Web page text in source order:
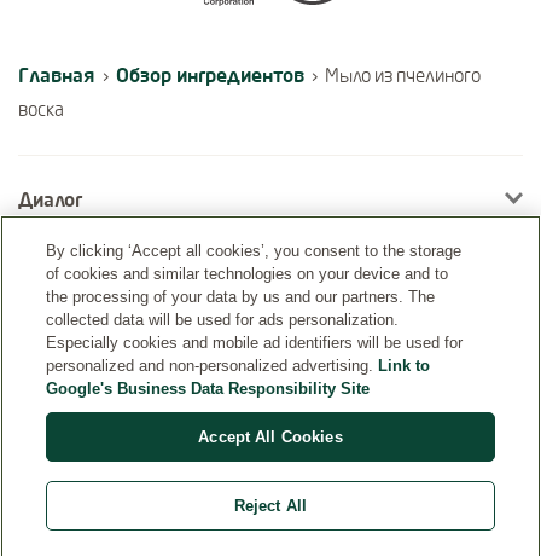
Главная › Обзор ингредиентов › Мыло из пчелиного
воска
Диалог
Информация
By clicking ‘Accept all cookies’, you consent to the storage
of cookies and similar technologies on your device and to
the processing of your data by us and our partners. The
collected data will be used for ads personalization.
Especially cookies and mobile ad identifiers will be used for
personalized and non-personalized advertising. Link to
Google's Business Data Responsibility Site
Accept All Cookies
Reject All